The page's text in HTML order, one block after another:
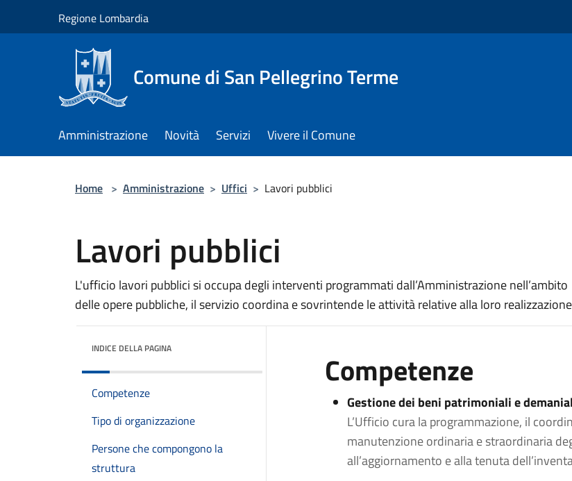
Regione Lombardia
Comune di San Pellegrino Terme
Amministrazione Novità Servizi Vivere il Comune
Home > Amministrazione > Uffici > Lavori pubblici
Lavori pubblici
L'ufficio lavori pubblici si occupa degli interventi programmati dall’Amministrazione nell’ambito
delle opere pubbliche, il servizio coordina e sovrintende le attività relative alla loro
INDICE DELLA PAGINA
Competenze
Tipo di organizzazione
Persone che compongono la
struttura
Competenze
Gestione dei beni patrimoniali e
L’Ufficio cura la programmazione, il
manutenzione ordinaria e straordinaria
all’aggiornamento e alla tenuta